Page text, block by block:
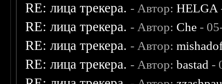
RE: лица трекера. - Автор:HELGA
RE: лица трекера. - Автор: Che -
RE: лица трекера. - Автор:
RE: лица трекера. - Автор:bastad -